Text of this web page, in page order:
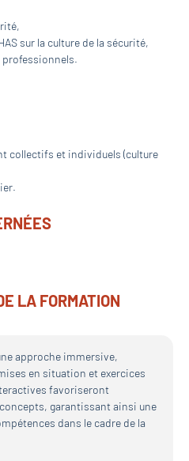
sur la culture de la sécurité,
collectifs et individuels (culture
LA FORMATION
approche immersive,
en situation et exercices
favoriseront
garantissant ainsi une
dans le cadre de la